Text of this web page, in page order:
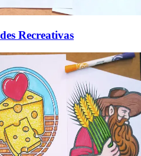
Recreativas